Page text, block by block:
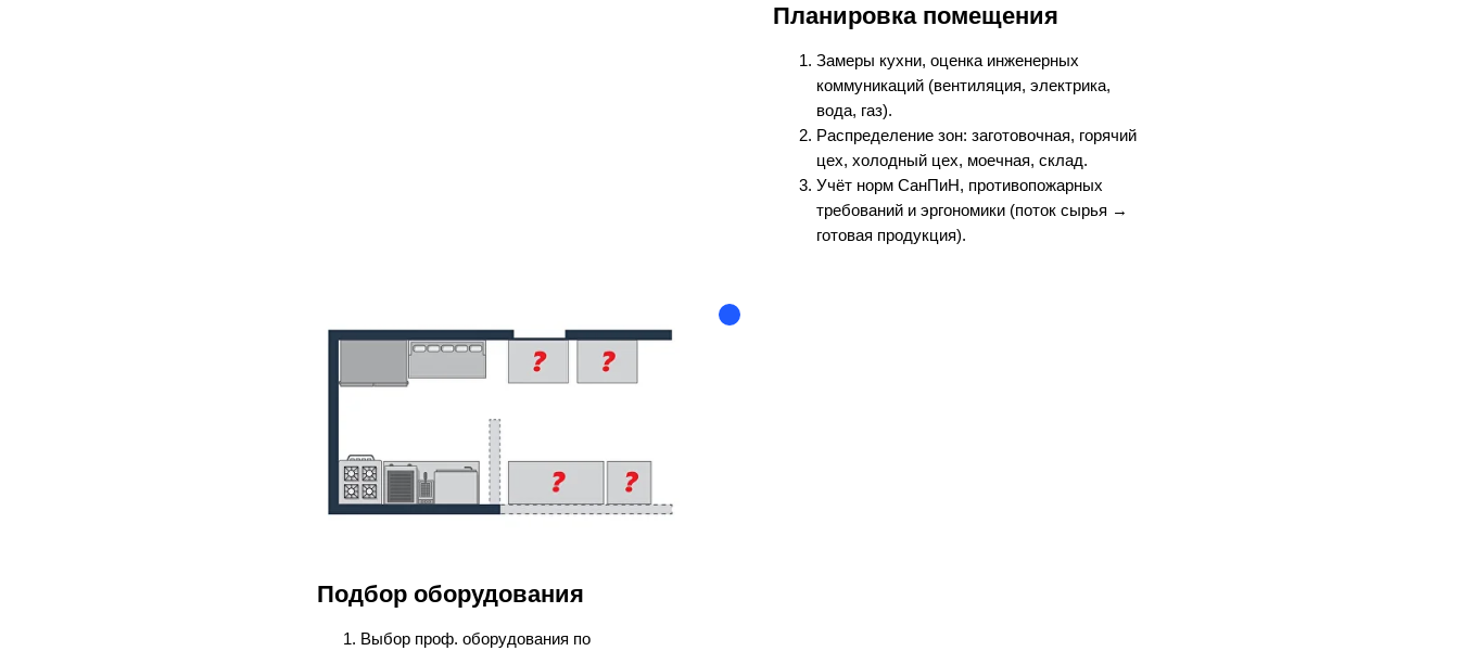
Планировка помещения
Замеры кухни, оценка инженерных
коммуникаций (вентиляция, электрика,
вода, газ).
Распределение зон: заготовочная, горячий
цех, холодный цех, моечная, склад.
Учёт норм СанПиН, противопожарных
требований и эргономики (поток сырья →
готовая продукция).
Подбор оборудования
Выбор проф. оборудования по